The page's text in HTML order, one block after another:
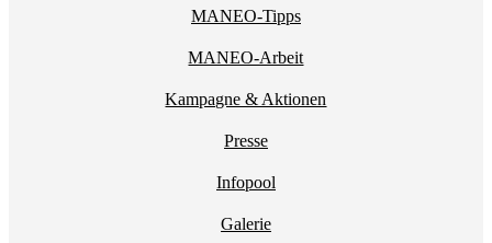
MANEO-Tipps
MANEO-Arbeit
Kampagne & Aktionen
Presse
Infopool
Galerie